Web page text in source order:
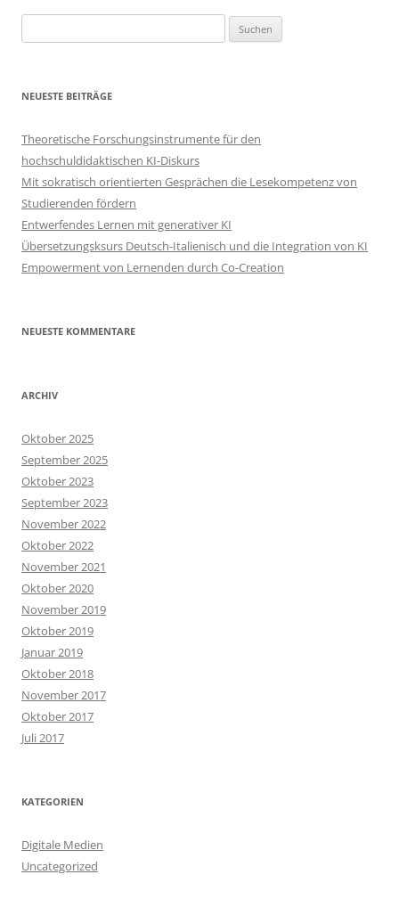
nach:
NEUESTE BEITRÄGE
Theoretische Forschungsinstrumente für den
hochschuldidaktischen KI-Diskurs
Mit sokratisch orientierten Gesprächen die Lesekompetenz von
Studierenden fördern
Entwerfendes Lernen mit generativer KI
Übersetzungsksurs Deutsch-Italienisch und die Integration von KI
Empowerment von Lernenden durch Co-Creation
NEUESTE KOMMENTARE
ARCHIV
Oktober 2025
September 2025
Oktober 2023
September 2023
November 2022
Oktober 2022
November 2021
Oktober 2020
November 2019
Oktober 2019
Januar 2019
Oktober 2018
November 2017
Oktober 2017
Juli 2017
KATEGORIEN
Digitale Medien
Uncategorized